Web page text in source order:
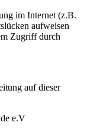
im Internet (z.B.
aufweisen
Zugriff durch
auf dieser
e.V